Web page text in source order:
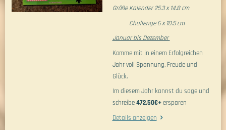
Größe Kalender 25.3 x 14.8 cm
Challenge 6 x 10.5 cm
Januar bis Dezember
Komme mit in einem Erfolgreichen
Jahr voll Spannung, Freude und
Glück.
Im diesem Jahr kannst du sage und
schreibe472.50€+ersparen
Details anzeigen